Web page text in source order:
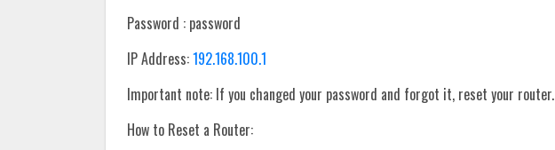
Password : password
IP Address:192.168.100.1
Important note: If you changed your password and forgot it, reset your router.
How to Reset a Router: